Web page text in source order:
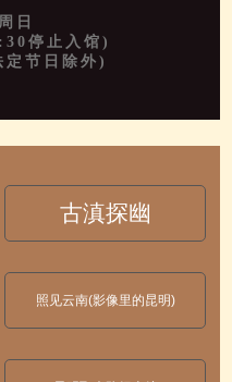
日
停止入馆)
定节日除外)
古滇探幽
照见云南(影像里的昆明)